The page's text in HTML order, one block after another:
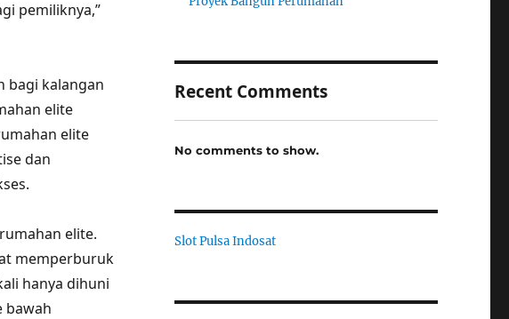
pemiliknya,”
bagi kalangan
elite
elite
dan
elite.
memperburuk
hanya dihuni
bawah
Recent Comments
No comments to show.
Slot Pulsa Indosat